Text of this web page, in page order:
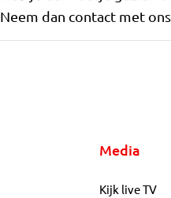
Neem dan contact met ons
Media
Kijk live TV